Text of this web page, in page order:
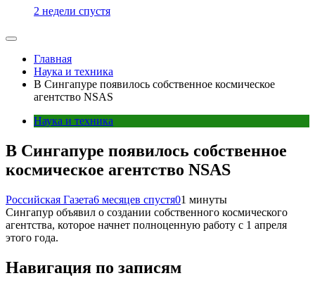
2 недели спустя
Главная
Наука и техника
В Сингапуре появилось собственное космическое
агентство NSAS
Наука и техника
В Сингапуре появилось собственное
космическое агентство NSAS
Российская Газета6 месяцев спустя01 минуты
Сингапур объявил о создании собственного космического
агентства, которое начнет полноценную работу с 1 апреля
этого года.
Навигация по записям